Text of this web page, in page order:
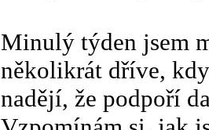
Minulý týden jsem
několikrát dříve,
nadějí, že podpoří